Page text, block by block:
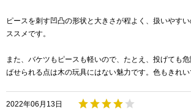
ピースを刺す凹凸の形状と大きさが程よく、扱いやす
ススメです。
また、バケツもピースも軽いので、たとえ、投げても
ばせられる点は木の玩具にはない魅力です。色もきれい
2022年06月13日